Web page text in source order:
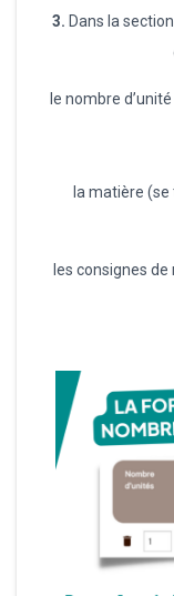
3. Dans la section
le nombre
la matière
les consignes